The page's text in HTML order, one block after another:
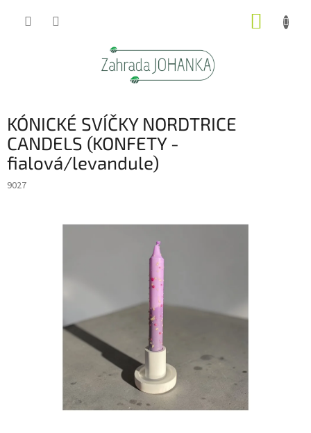
KÓNICKÉ SVÍČKY NORDTRICE
CANDELS (KONFETY -
fialová/levandule)
9027